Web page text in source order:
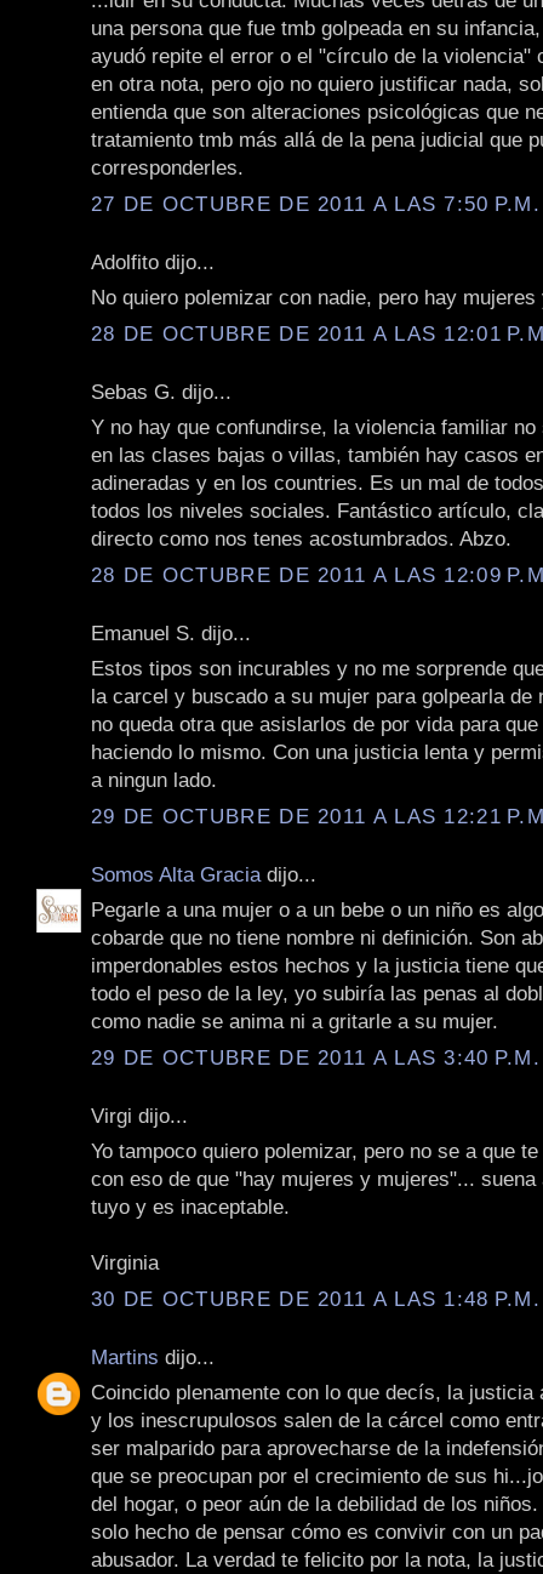
una persona que fue tmb golpeada en su
ayudó repite el error o el "círculo de la violencia"
en otra nota, pero ojo no quiero justificar nada,
entienda que son alteraciones psicológicas que
tratamiento tmb más allá de la pena judicial que
corresponderles.
27 DE OCTUBRE DE 2011 A LAS 7:50 P.M.
Adolfito dijo...
No quiero polemizar con nadie, pero hay
28 DE OCTUBRE DE 2011 A LAS 12:01
Sebas G. dijo...
Y no hay que confundirse, la violencia familiar no
en las clases bajas o villas, también hay casos
adineradas y en los countries. Es un mal de
todos los niveles sociales. Fantástico artículo,
directo como nos tenes acostumbrados. Abzo.
28 DE OCTUBRE DE 2011 A LAS 12:09
Emanuel S. dijo...
Estos tipos son incurables y no me sorprende
la carcel y buscado a su mujer para golpearla de
no queda otra que asislarlos de por vida para
haciendo lo mismo. Con una justicia lenta y
a ningun lado.
29 DE OCTUBRE DE 2011 A LAS 12:21
Somos Alta Gracia dijo...
Pegarle a una mujer o a un bebe o un niño es
cobarde que no tiene nombre ni definición. Son
imperdonables estos hechos y la justicia tiene
todo el peso de la ley, yo subiría las penas al
como nadie se anima ni a gritarle a su mujer.
29 DE OCTUBRE DE 2011 A LAS 3:40 P.M.
Virgi dijo...
Yo tampoco quiero polemizar, pero no se a que
con eso de que "hay mujeres y mujeres"...
tuyo y es inaceptable.
Virginia
30 DE OCTUBRE DE 2011 A LAS 1:48 P.M.
Martins dijo...
Coincido plenamente con lo que decís, la justicia
y los inescrupulosos salen de la cárcel como
ser malparido para aprovecharse de la
que se preocupan por el crecimiento de sus
del hogar, o peor aún de la debilidad de los
solo hecho de pensar cómo es convivir con un
abusador. La verdad te felicito por la nota, la